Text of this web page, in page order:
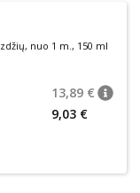
nuo 1 m., 150 ml
narių nuolaida
13,89 €
9,03 €